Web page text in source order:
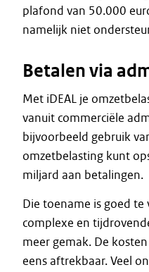
plafond van 50.000
namelijk niet
Betalen via
Met iDEAL je
vanuit commerciële
bijvoorbeeld gebruik
omzetbelasting kunt
miljard aan betalingen.
Die toename is goed
complexe en
meer gemak. De
eens aftrekbaar. Veel